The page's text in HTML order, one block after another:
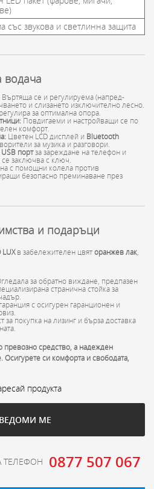
със звукова и светлинна защита
водача
Въртяща се и регулируема (напред-
и слизането изключително лесно.
за оптимална опора.
Повдигаеми и настройващи се по
комфорт.
Цветен LCD дисплей и Bluetooth
за музика и разговори.
USB портза зареждане на телефон и
заключва с ключ.
с помощни колела против
безопасно преминаване през
и подаръци
LUXв забележителен цвяторанжев лак
за обратно виждане, предпазен
странична стойка за
с осигурен гаранционен и
за покупка на лизинг и бърза доставка
превозно средство, а надежден
си комфорта и свободата,
продукта
МЕ
ТЕЛЕФОН 0877 507 067